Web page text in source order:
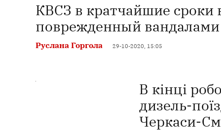
КВСЗ в кратчайшие сроки
поврежденный вандалами
Руслана Горгола 29-10-2020, 15:05
В кінці
дизель-
Черкаси-